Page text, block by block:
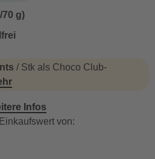
70 g)
/ Stk als Choco Club-
Infos
von: